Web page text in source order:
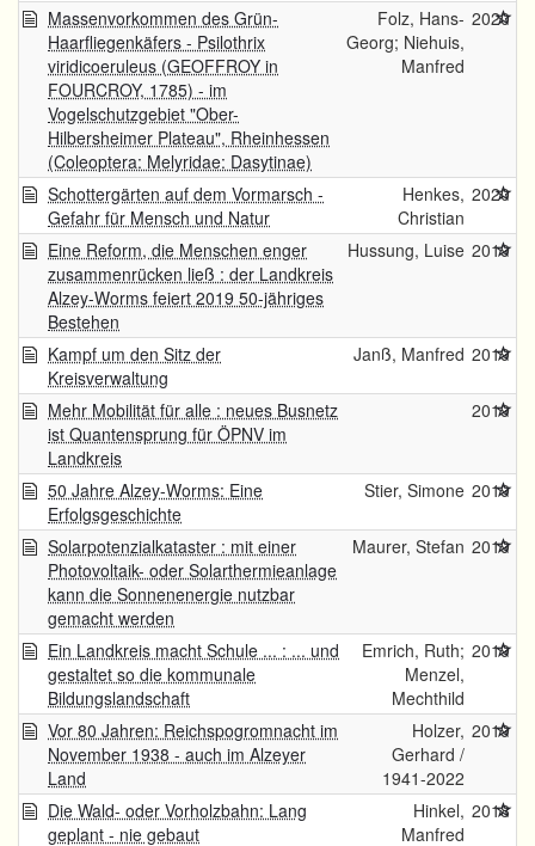
Massenvorkommen des Grün-
Haarfliegenkäfers - Psilothrix
viridicoeruleus (GEOFFROY in
FOURCROY, 1785) - im
Vogelschutzgebiet "Ober-
Hilbersheimer Plateau", Rheinhessen
(Coleoptera: Melyridae: Dasytinae)
Folz, Hans-
Georg; Niehuis,
Manfred
2020
Schottergärten auf dem Vormarsch -
Gefahr für Mensch und Natur
Henkes,
Christian
2020
Eine Reform, die Menschen enger
zusammenrücken ließ : der Landkreis
Alzey-Worms feiert 2019 50-jähriges
Bestehen
Hussung, Luise 2019
Kampf um den Sitz der
Kreisverwaltung
Janß, Manfred 2019
Mehr Mobilität für alle : neues Busnetz
ist Quantensprung für ÖPNV im
Landkreis
2019
50 Jahre Alzey-Worms: Eine
Erfolgsgeschichte
Stier, Simone 2019
Solarpotenzialkataster : mit einer
Photovoltaik- oder Solarthermieanlage
kann die Sonnenenergie nutzbar
gemacht werden
Maurer, Stefan 2019
Ein Landkreis macht Schule ... : ... und
gestaltet so die kommunale
Bildungslandschaft
Emrich, Ruth;
Menzel,
Mechthild
2019
Vor 80 Jahren: Reichspogromnacht im
November 1938 - auch im Alzeyer
Land
Holzer,
Gerhard /
1941-2022
2019
Die Wald- oder Vorholzbahn: Lang
geplant - nie gebaut
Hinkel,
Manfred
2018